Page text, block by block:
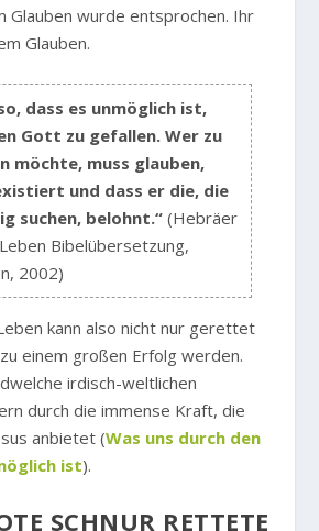
Glauben wurde entsprochen. Ihr
Glauben.
dass es unmöglich ist,
Gott zu gefallen. Wer zu
möchte, muss glauben,
und dass er die, die
suchen, belohnt.“ (Hebräer
Bibelübersetzung,
2002)
kann also nicht nur gerettet
einem großen Erfolg werden.
irdisch-weltlichen
durch die immense Kraft, die
anbietet (Was uns durch den
ist).
SCHNUR RETTETE